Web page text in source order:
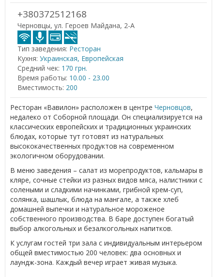
+380372512168
Черновцы, ул. Героев Майдана, 2-А
Тип заведения: Ресторан
Кухня: Украинская, Европейская
Средний чек: 170 грн.
Время работы: 10.00 - 23.00
Вместимость: 200
Ресторан «Вавилон» расположен в центре Черновцов,
недалеко от Соборной площади. Он специализируется на
классических европейских и традиционных украинских
блюдах, которые тут готовят из натуральных
высококачественных продуктов на современном
экологичном оборудовании.
В меню заведения – салат из морепродуктов, кальмары в
кляре, сочные стейки из разных видов мяса, налистники с
солеными и сладкими начинками, грибной крем-суп,
солянка, шашлык, блюда на мангале, а также хлеб
домашней выпечки и натуральное мороженое
собственного производства. В баре доступен богатый
выбор алкогольных и безалкогольных напитков.
К услугам гостей три зала с индивидуальным интерьером
общей вместимостью 200 человек: два основных и
лаундж-зона. Каждый вечер играет живая музыка.